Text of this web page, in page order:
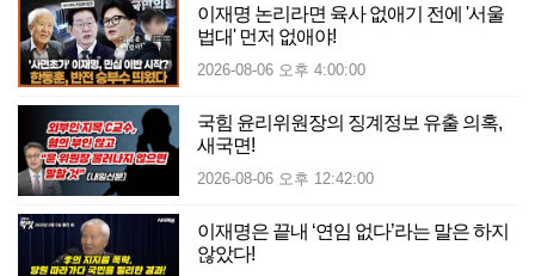
이재명 논리라면 육사 없애기 전에 '서울
법대' 먼저 없애야!
2026-08-06 오후 4:00:00
국힘 윤리위원장의 징계정보 유출 의혹,
새국면!
2026-08-06 오후 12:42:00
이재명은 끝내 ‘연임 없다’라는 말은 하지
않았다!